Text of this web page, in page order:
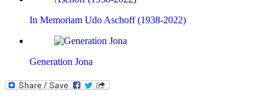
In Memoriam Udo Aschoff (1938-2022)
Generation Jona